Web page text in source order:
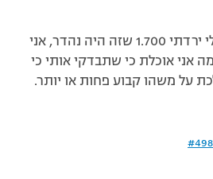
בזכות הכח שנתת לי ירדתי 1.700 שזה היה נהדר, אני
אני אוכלת כי שתבדקי אותי כי
על משהו קבוע פחות או יותר.